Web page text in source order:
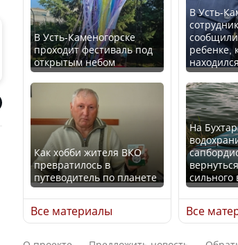
Ең төменгі жалақы,
алимент, экология: жеті
партия сайлаушылармен
нені талқылап жатыр?
Минимальная зарплата,
алименты, экология — о
чем говорят с
избирателями
представители партий
Трамп
вступил
Луну
угрозой
В Усть-Каменогорске
проходит фестиваль под
открытым небом
Как хобби жителя ВКО
превратилось в
путеводитель по планете
Все материалы
В Усть-
ребенке,
На
сильного
Все